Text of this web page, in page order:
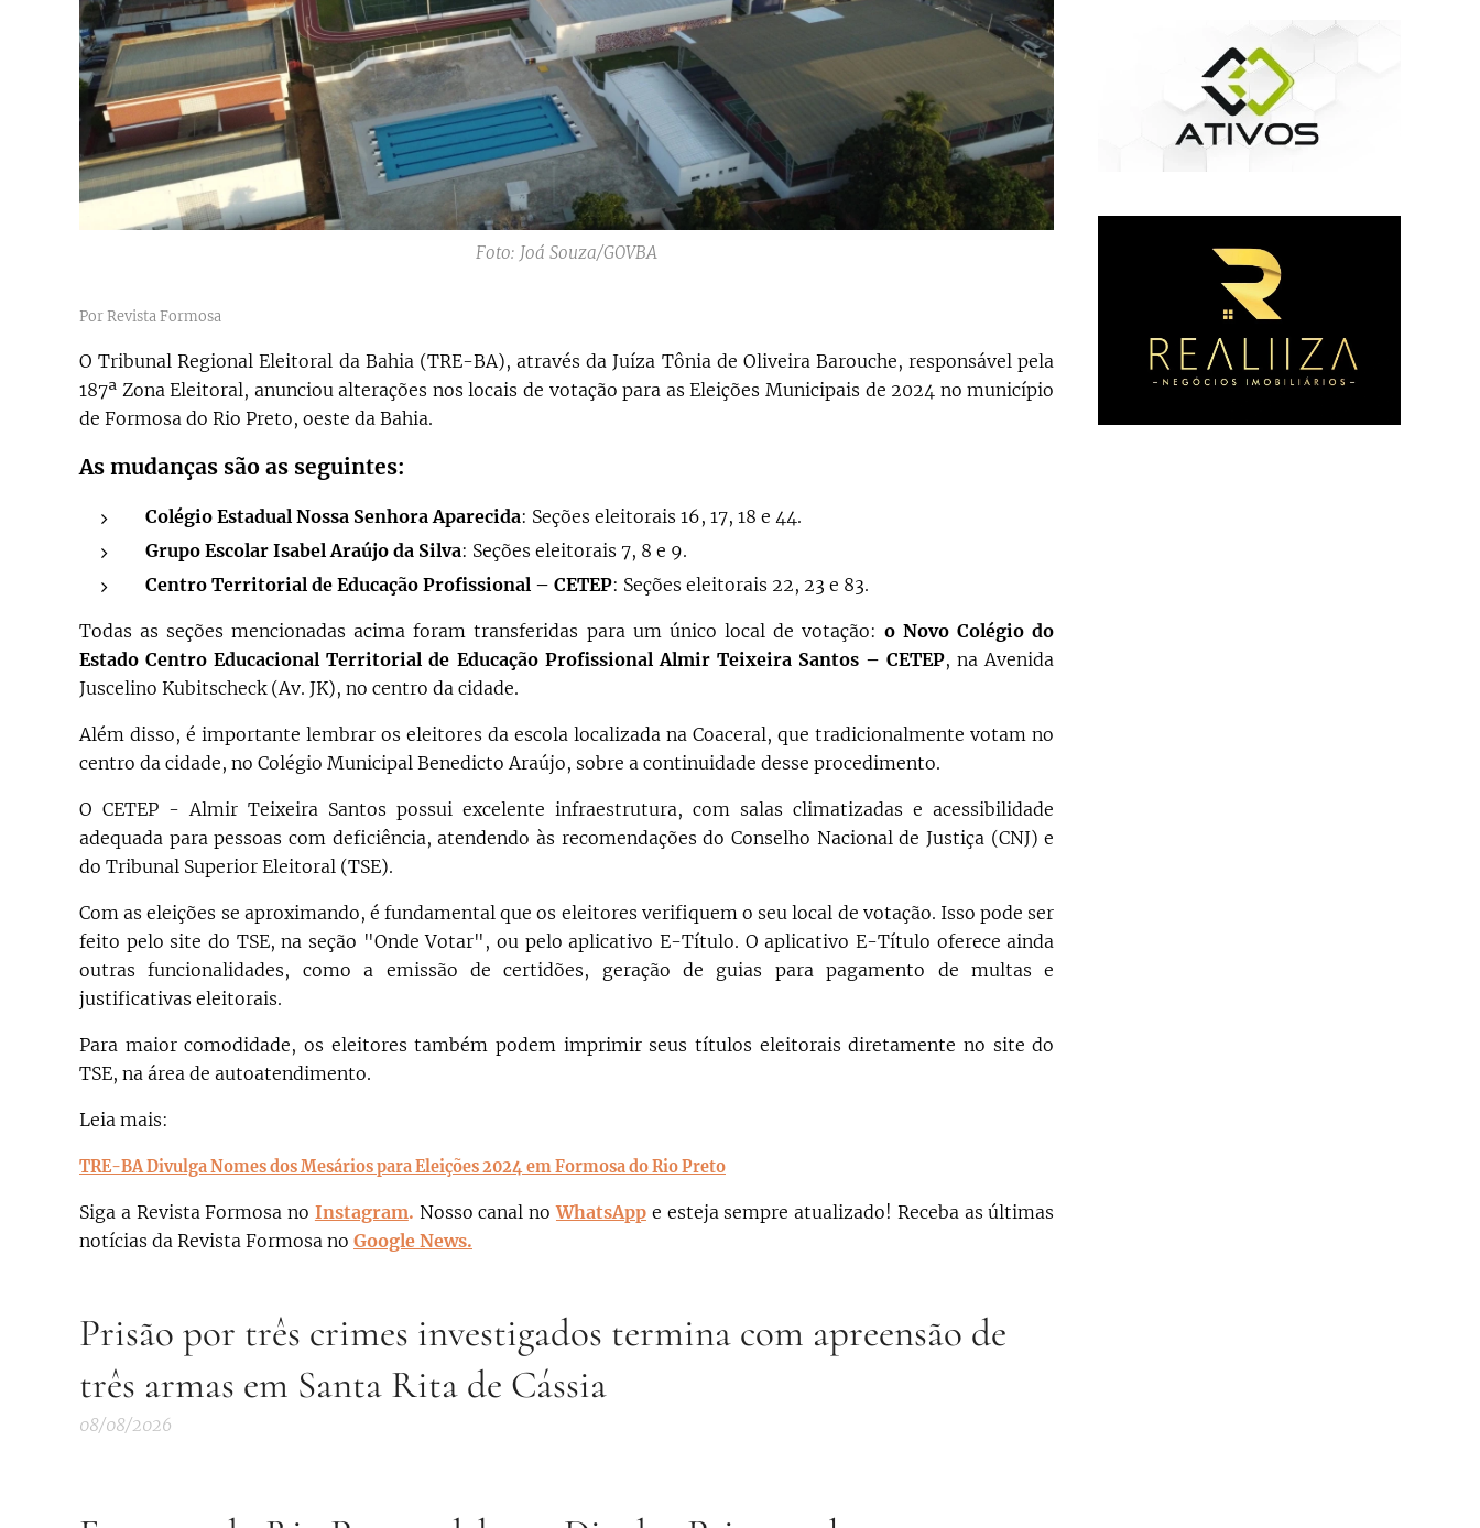
Foto: Joá Souza/GOVBA
Por Revista Formosa
O Tribunal Regional Eleitoral da Bahia (TRE-BA), através da Juíza Tônia de Oliveira Barouche, responsável pela
187ª Zona Eleitoral, anunciou alterações nos locais de votação para as Eleições Municipais de 2024 no município
de Formosa do Rio Preto, oeste da Bahia.
As mudanças são as seguintes:
Colégio Estadual Nossa Senhora Aparecida: Seções eleitorais 16, 17, 18 e 44.
Grupo Escolar Isabel Araújo da Silva: Seções eleitorais 7, 8 e 9.
Centro Territorial de Educação Profissional – CETEP: Seções eleitorais 22, 23 e 83.
Todas as seções mencionadas acima foram transferidas para um único local de votação:o Novo Colégio do
Estado Centro Educacional Territorial de Educação Profissional Almir Teixeira Santos – CETEP, na Avenida
Juscelino Kubitscheck (Av. JK), no centro da cidade.
Além disso, é importante lembrar os eleitores da escola localizada na Coaceral, que tradicionalmente votam no
centro da cidade, no Colégio Municipal Benedicto Araújo, sobre a continuidade desse procedimento.
O CETEP - Almir Teixeira Santos possui excelente infraestrutura, com salas climatizadas e acessibilidade
adequada para pessoas com deficiência, atendendo às recomendações do Conselho Nacional de Justiça (CNJ) e
do Tribunal Superior Eleitoral (TSE).
Com as eleições se aproximando, é fundamental que os eleitores verifiquem o seu local de votação. Isso pode ser
feito pelo site do TSE, na seção "Onde Votar", ou pelo aplicativo E-Título. O aplicativo E-Título oferece ainda
outras funcionalidades, como a emissão de certidões, geração de guias para pagamento de multas e
justificativas eleitorais.
Para maior comodidade, os eleitores também podem imprimir seus títulos eleitorais diretamente no site do
TSE, na área de autoatendimento.
Leia mais:
TRE-BA Divulga Nomes dos Mesários para Eleições 2024 em Formosa do Rio Preto
Siga a Revista Formosa no Instagram. Nosso canal noWhatsApp e esteja sempre atualizado! Receba as últimas
notícias da Revista Formosa no Google News.
Prisão por três crimes investigados termina com apreensão de
três armas em Santa Rita de Cássia
08/08/2026